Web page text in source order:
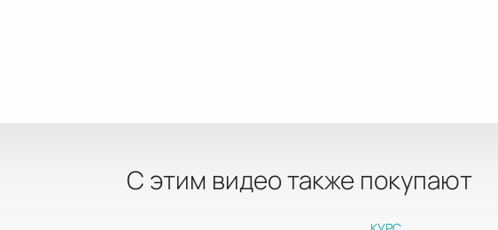
С этим видео также покупают